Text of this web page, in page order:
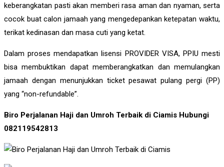
keberangkatan pasti akan memberi rasa aman dan nyaman, serta
cocok buat calon jamaah yang mengedepankan ketepatan waktu,
terikat kedinasan dan masa cuti yang ketat.
Dalam proses mendapatkan lisensi PROVIDER VISA, PPIU mesti
bisa membuktikan dapat memberangkatkan dan memulangkan
jamaah dengan menunjukkan ticket pesawat pulang pergi (PP)
yang “non-refundable”.
Biro Perjalanan Haji dan Umroh Terbaik di Ciamis Hubungi
082119542813